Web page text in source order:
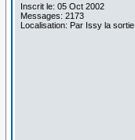
Inscrit le: 05 Oct 2002
Messages: 2173
Localisation: Par Issy la sortie